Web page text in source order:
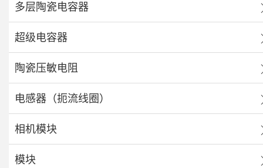
多层陶瓷电容器
超级电容器
陶瓷压敏电阻
电感器（扼流线圈）
相机模块
模块